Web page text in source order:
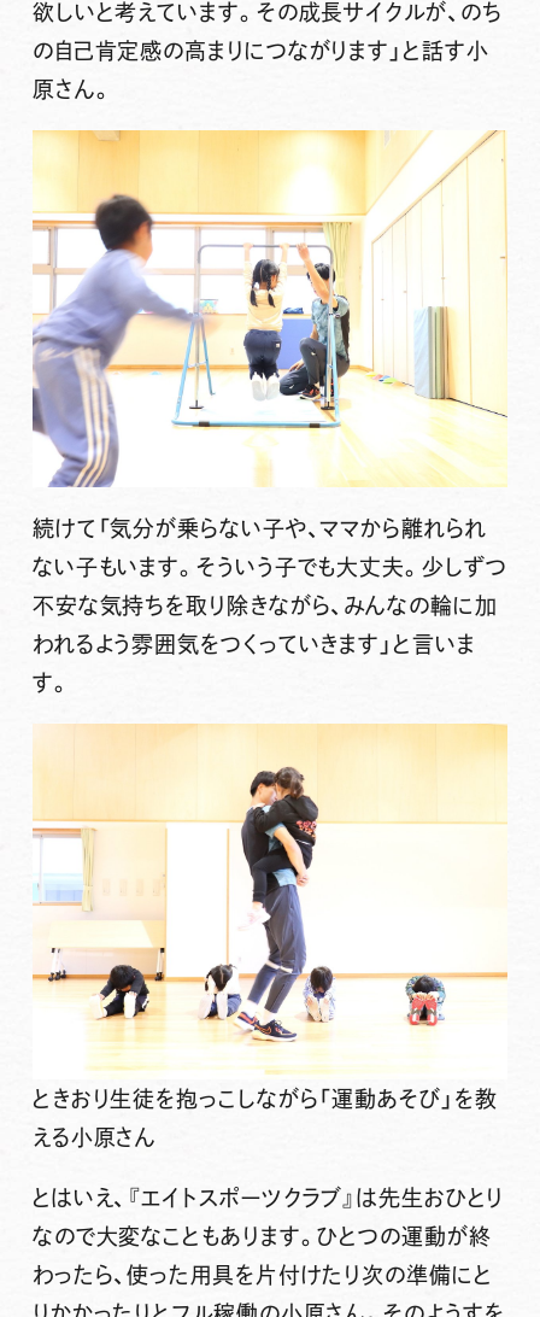
欲しいと考えています。その成長サイクルが、のち
の自己肯定感の高まりにつながります」と話す小
原さん。
続けて「気分が乗らない子や、ママから離れられ
ない子もいます。そういう子でも大丈夫。少しずつ
不安な気持ちを取り除きながら、みんなの輪に加
われるよう雰囲気をつくっていきます」と言いま
す。
ときおり生徒を抱っこしながら「運動あそび」を教
える小原さん
とはいえ、『エイトスポーツクラブ』は先生おひとり
なので大変なこともあります。ひとつの運動が終
わったら、使った用具を片付けたり次の準備にと